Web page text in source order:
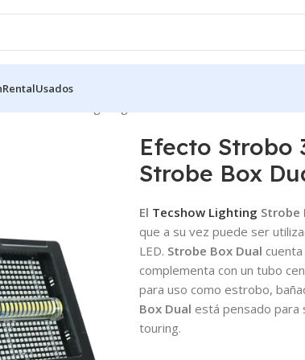
RentalUsados
Efecto Strobo
Strobe Box
El Tecshow Lighting Strobe
que a su vez puede ser
LED. Strobe Box Dual
complementa con un tubo
para uso como estrobo,
Box Dual está pensado para
touring.